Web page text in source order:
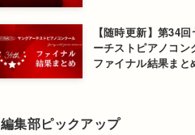
【随時更新】第34
ーチストピアノコ
ファイナル結果まと
編集部ピックアップ